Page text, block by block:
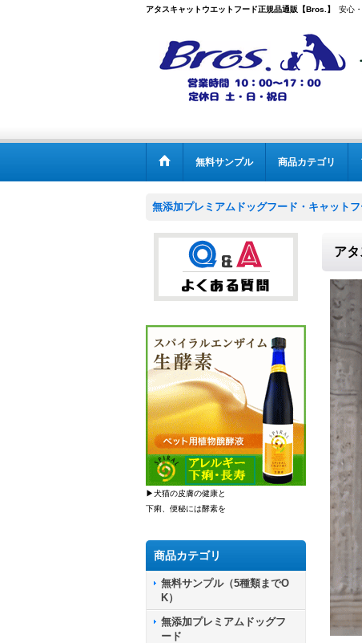
アタスキャットウエットフード正規品通販【Bros.】 安心
無料サンプル 商品カテゴリ
無添加プレミアムドッグフード・キャット
▶犬猫の皮膚の健康と
下痢、便秘には酵素を
商品カテゴリ
無料サンプル（5種類までO
K）
無添加プレミアムドッグフ
ード
ア